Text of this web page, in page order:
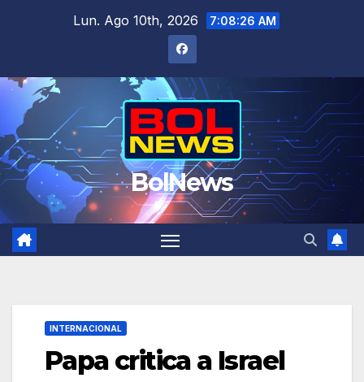
Lun. Ago 10th, 2026 7:08:26 AM
BolNews
INTERNACIONAL
Papa critica a Israel